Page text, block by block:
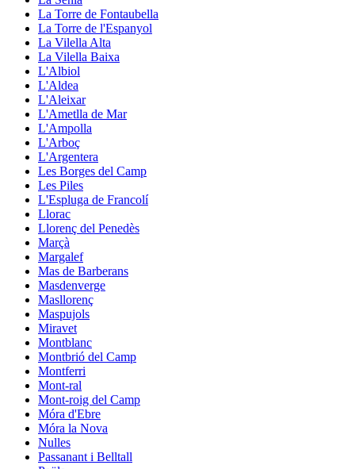
La Torre de Fontaubella
La Torre de l'Espanyol
La Vilella Alta
La Vilella Baixa
L'Albiol
L'Aldea
L'Aleixar
L'Ametlla de Mar
L'Ampolla
L'Arboç
L'Argentera
Les Borges del Camp
Les Piles
L'Espluga de Francolí
Llorac
Llorenç del Penedès
Marçà
Margalef
Mas de Barberans
Masdenverge
Masllorenç
Maspujols
Miravet
Montblanc
Montbrió del Camp
Montferri
Mont-ral
Mont-roig del Camp
Móra d'Ebre
Móra la Nova
Nulles
Passanant i Belltall